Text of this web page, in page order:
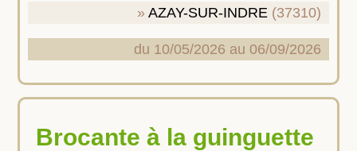
AZAY-SUR-INDRE (37310)
du 10/05/2026 au 06/09/2026
Brocante à la guinguette